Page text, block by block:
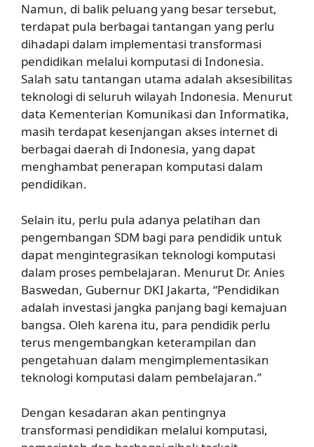
Namun, di balik peluang yang besar tersebut,
terdapat pula berbagai tantangan yang perlu
dihadapi dalam implementasi transformasi
pendidikan melalui komputasi di Indonesia.
Salah satu tantangan utama adalah aksesibilitas
teknologi di seluruh wilayah Indonesia. Menurut
data Kementerian Komunikasi dan Informatika,
masih terdapat kesenjangan akses internet di
berbagai daerah di Indonesia, yang dapat
menghambat penerapan komputasi dalam
pendidikan.
Selain itu, perlu pula adanya pelatihan dan
pengembangan SDM bagi para pendidik untuk
dapat mengintegrasikan teknologi komputasi
dalam proses pembelajaran. Menurut Dr. Anies
Baswedan, Gubernur DKI Jakarta, “Pendidikan
adalah investasi jangka panjang bagi kemajuan
bangsa. Oleh karena itu, para pendidik perlu
terus mengembangkan keterampilan dan
pengetahuan dalam mengimplementasikan
teknologi komputasi dalam pembelajaran.”
Dengan kesadaran akan pentingnya
transformasi pendidikan melalui komputasi,